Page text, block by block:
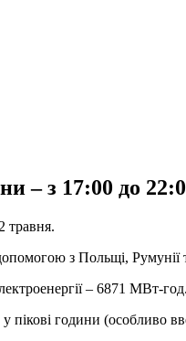
– з 17:00 до
травня.
з Польщі, Румунії
– 6871 МВт-год.
години (особливо